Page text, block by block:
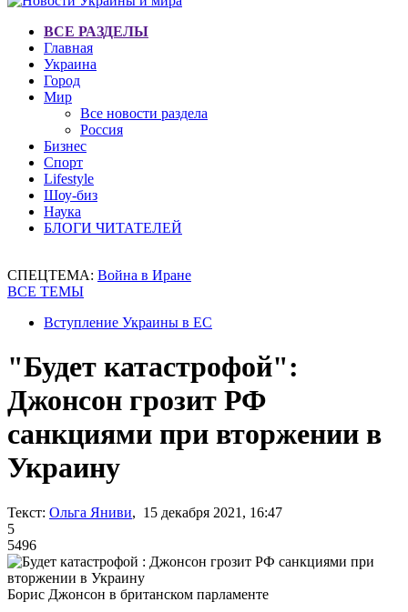
ВСЕ РАЗДЕЛЫ
Главная
Украина
Город
Мир
Все новости раздела
Россия
Бизнес
Спорт
Lifestyle
Шоу-биз
Наука
БЛОГИ ЧИТАТЕЛЕЙ
СПЕЦТЕМА: Война в Иране
ВСЕ ТЕМЫ
Вступление Украины в ЕС
"Будет катастрофой":
Джонсон грозит РФ
санкциями при вторжении в
Украину
Текст: Ольга Яниви, 15 декабря 2021, 16:47
5
5496
Борис Джонсон в британском парламенте